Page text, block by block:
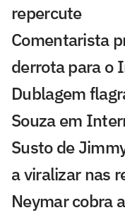
repercute
Comentarista
derrota para o
Dublagem
Souza em
Susto de
a viralizar nas
Neymar cobra